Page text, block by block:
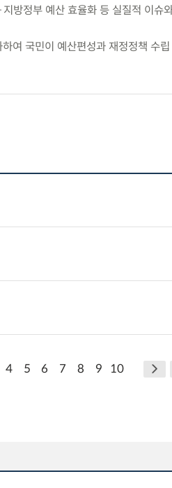
방정부 예산 효율화 등 실질적 이슈
여 국민이 예산편성과 재정정책 수
4 5 6 7 8 9 10